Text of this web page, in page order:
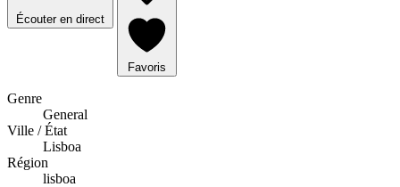
Écouter en direct
Favoris
Genre
General
Ville / État
Lisboa
Région
lisboa